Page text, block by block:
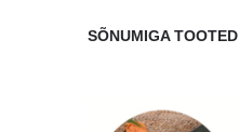
SÕNUMIGA TOOTED